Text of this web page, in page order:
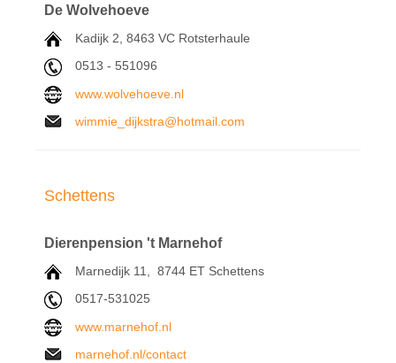
De Wolvehoeve
Kadijk 2, 8463 VC Rotsterhaule
0513 - 551096
www.wolvehoeve.nl
wimmie_dijkstra@hotmail.com
Schettens
Dierenpension 't Marnehof
Marnedijk 11, 8744 ET Schettens
0517-531025
www.marnehof.nl
marnehof.nl/contact